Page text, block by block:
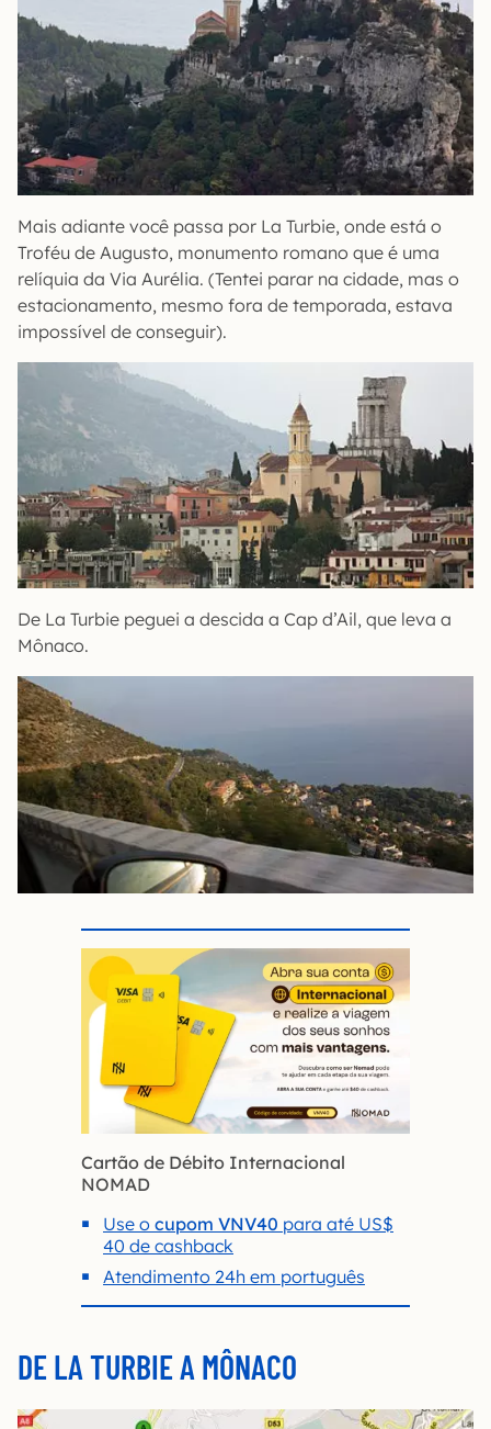
Mais adiante você passa por La Turbie, onde está o
Troféu de Augusto, monumento romano que é uma
relíquia da Via Aurélia. (Tentei parar na cidade, mas o
estacionamento, mesmo fora de temporada, estava
impossível de conseguir).
De La Turbie peguei a descida a Cap d’Ail, que leva a
Mônaco.
Cartão de Débito Internacional
NOMAD
Use o cupom VNV40 para até US$
40 de cashback
Atendimento 24h em português
DE LA TURBIE A MÔNACO